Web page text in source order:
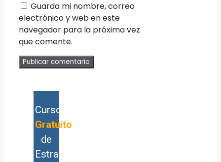
Guarda mi nombre, correo
electrónico y web en este
navegador para la próxima vez
que comente.
Curso
Gratuito
de
Estrategia